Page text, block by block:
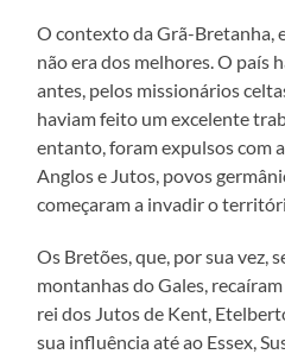
O contexto da Grã-Bretanha,
não era dos melhores. O país
antes, pelos missionários
haviam feito um excelente
entanto, foram expulsos com
Anglos e Jutos, povos
começaram a invadir o
Os Bretões, que, por sua vez,
montanhas do Gales,
rei dos Jutos de Kent,
sua influência até ao Essex,